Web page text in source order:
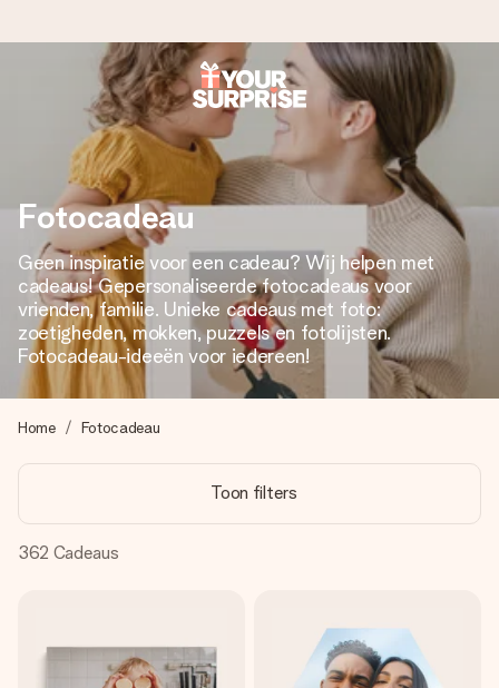
Voor 16:00 besteld, vandaag verzonden
We maken jouw cadeau met zorg en zorgen dat het
razendsnel onderweg is - zodat jij kunt geven op precies
het juiste moment, wanneer het het meeste betekent.
4,8 (gebaseerd op +8.000 reviews)
Onze cadeaus worden gewaardeerd. Klanten beoordelen
ons met een 4,7 op Google Reviews
Je maakt in een paar stappen iets unieks – met haar naam,
jullie foto of een boodschap die raakt. Zonder gedoe, maar
met alle aandacht voor het moment.
Fotocadeau
Geen inspiratie voor een cadeau? Wij helpen met
cadeaus! Gepersonaliseerde fotocadeaus voor
vrienden, familie. Unieke cadeaus met foto:
zoetigheden, mokken, puzzels en fotolijsten.
Fotocadeau-ideeën voor iedereen!
Home Fotocadeau
Toon filters
362 Cadeaus